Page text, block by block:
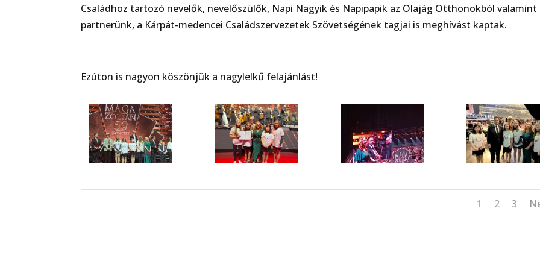
Családhoz tartozó nevelők, nevelőszülők, Napi Nagyik és Napipapik az Olajág Otthonokból valamint
partnerünk, a Kárpát-medencei Családszervezetek Szövetségének tagjai is meghívást kaptak.
Ezúton is nagyon köszönjük a nagylelkű felajánlást!
1 2 3